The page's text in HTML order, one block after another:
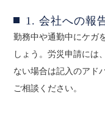
1. 会社への報
勤務中や通勤中にケガ
しょう。労災申請には
ない場合は記入のアド
ご相談ください。